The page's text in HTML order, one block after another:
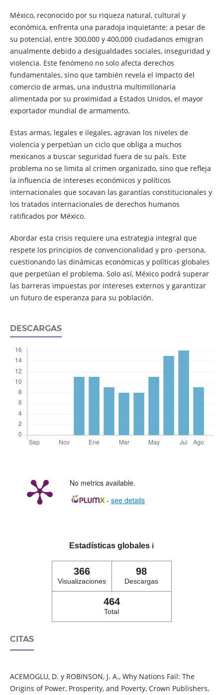
México, reconocido por su riqueza natural, cultural y
económica, enfrenta una paradoja inquietante: a pesar de
su potencial, entre 300,000 y 400,000 ciudadanos emigran
anualmente debido a desigualdades sociales, inseguridad y
violencia. Este fenómeno no solo afecta derechos
fundamentales, sino que también revela el impacto del
comercio de armas, una industria multimillonaria
alimentada por su proximidad a Estados Unidos, el mayor
exportador mundial de armamento.
Estas armas, legales e ilegales, agravan los niveles de
violencia y perpetúan un ciclo que obliga a muchos
mexicanos a buscar seguridad fuera de su país. Este
problema no se limita al crimen organizado, sino que refleja
la influencia de intereses económicos y políticos
internacionales que socavan las garantías constitucionales y
los tratados internacionales de derechos humanos
ratificados por México.
Abordar esta crisis requiere una estrategia integral que
respete los principios de convencionalidad y pro -persona,
cuestionando las dinámicas económicas y políticas globales
que perpetúan el problema. Solo así, México podrá superar
las barreras impuestas por intereses externos y garantizar
un futuro de esperanza para su población.
DESCARGAS
No metrics available.
- see details
Estadísticas globales ℹ️
366
Visualizaciones
98
Descargas
464
Total
CITAS
ACEMOGLU, D. y ROBINSON, J. A., Why Nations Fail: The
Origins of Power, Prosperity, and Poverty, Crown Publishers,